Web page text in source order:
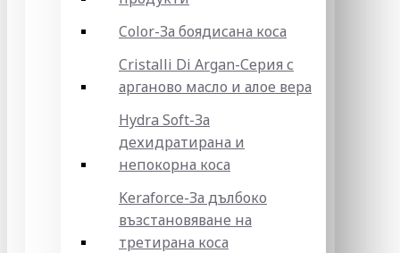
Color-За боядисана коса
Cristalli Di Argan-Серия с
арганово масло и алое вера
Hydra Soft-За
дехидратирана и
непокорна коса
Keraforce-За дълбоко
възстановяване на
третирана коса